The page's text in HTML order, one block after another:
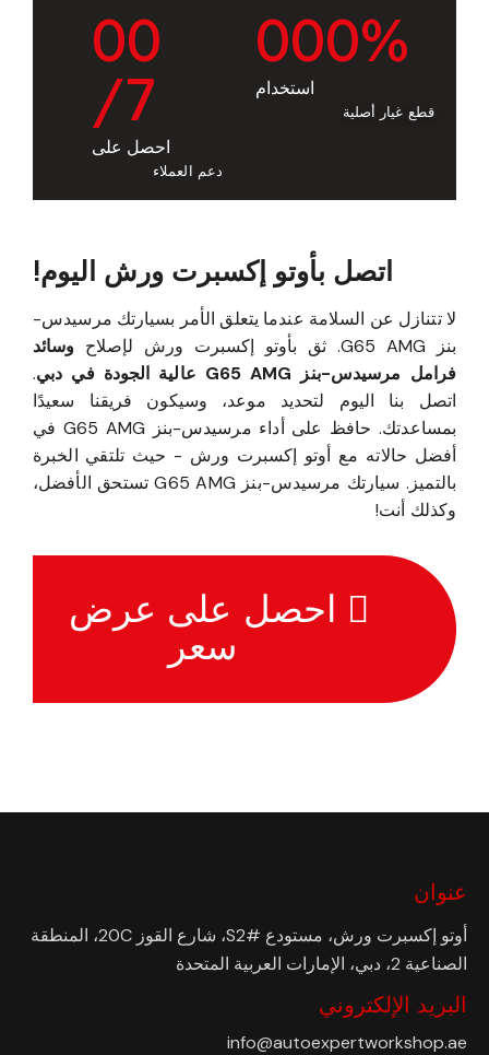
000%
استخدام
قطع غيار أصلية
00
/7
احصل على
دعم العملاء
اتصل بأوتو إكسبرت ورش اليوم!
لا تتنازل عن السلامة عندما يتعلق الأمر بسيارتك مرسيدس-
بنز G65 AMG. ثق بأوتو إكسبرت ورش لإصلاح
وسائد
فرامل مرسيدس-بنز G65 AMG عالية الجودة في دبي
.
اتصل بنا اليوم لتحديد موعد، وسيكون فريقنا سعيدًا
بمساعدتك. حافظ على أداء مرسيدس-بنز G65 AMG في
أفضل حالاته مع أوتو إكسبرت ورش - حيث تلتقي الخبرة
بالتميز. سيارتك مرسيدس-بنز G65 AMG تستحق الأفضل،
وكذلك أنت!
احصل على عرض
سعر
عنوان
أوتو إكسبرت ورش، مستودع #S2، شارع القوز 20C، المنطقة
الصناعية 2، دبي، الإمارات العربية المتحدة
البريد الإلكتروني
info@autoexpertworkshop.ae